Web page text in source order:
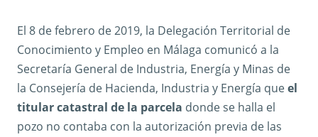
El 8 de febrero de 2019, la Delegación Territorial de
Conocimiento y Empleo en Málaga comunicó a la
Secretaría General de Industria, Energía y Minas de
la Consejería de Hacienda, Industria y Energía queel
titular catastral de la parcela donde se halla el
pozo no contaba con la autorización previa de las